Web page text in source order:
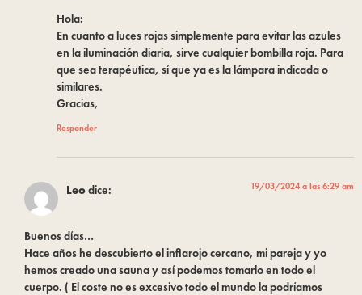
Hola:
En cuanto a luces rojas simplemente para evitar las azules
en la iluminación diaria, sirve cualquier bombilla roja. Para
que sea terapéutica, sí que ya es la lámpara indicada o
similares.
Gracias,
Responder
Leodice: 19/03/2024 a las 6:29 am
Buenos días…
Hace años he descubierto el inflarojo cercano, mi pareja y yo
hemos creado una sauna y así podemos tomarlo en todo el
cuerpo. ( El coste no es excesivo todo el mundo la podríamos